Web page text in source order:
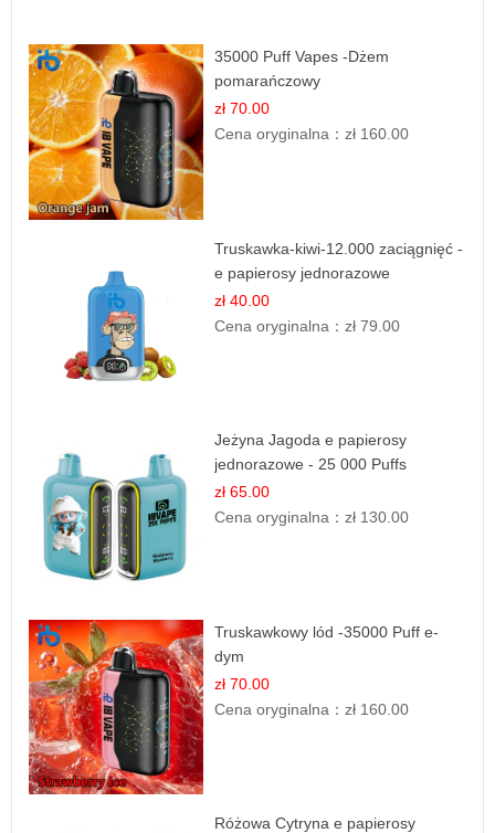
35000 Puff Vapes -Dżem
pomarańczowy
zł 70.00
Cena oryginalna：zł 160.00
Truskawka-kiwi-12.000 zaciągnięć -
e papierosy jednorazowe
zł 40.00
Cena oryginalna：zł 79.00
Jeżyna Jagoda e papierosy
jednorazowe - 25 000 Puffs
zł 65.00
Cena oryginalna：zł 130.00
Truskawkowy lód -35000 Puff e-
dym
zł 70.00
Cena oryginalna：zł 160.00
Różowa Cytryna e papierosy